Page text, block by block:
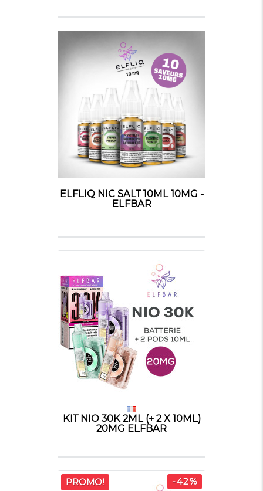
ELFLIQ NIC SALT 10ML 10MG -
ELFBAR
KIT NIO 30K 2ML (+ 2 X 10ML)
20MG ELFBAR
PROMO! -42%